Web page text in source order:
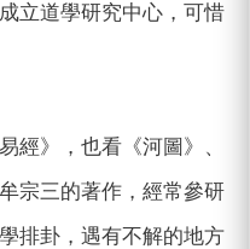
立道學研究中心，可惜
經》，也看《河圖》、
宗三的著作，經常參研
排卦，遇有不解的地方